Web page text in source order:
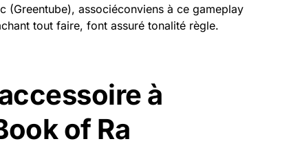
(Greentube), associéconviens à ce gameplay
tout faire, font assuré tonalité règle.
à
of Ra